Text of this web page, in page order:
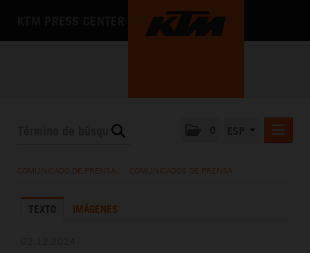
LA EMPRESA
COMUNICADO DE PRENSA COMUNICADOS DE PRENSA
TEXTO IMÁGENES